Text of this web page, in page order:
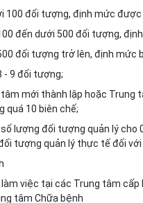
100 đối tượng, định mức được
đến dưới 500 đối tượng,
đối tượng trở lên, định mức
- 9 đối tượng;
mới thành lập hoặc
quá 10 biên chế;
lượng đối tượng quản lý
tượng quản lý thực tế đối
làm việc tại các Trung tâm
tâm Chữa bệnh